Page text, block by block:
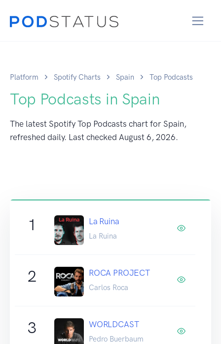
Platform Spotify Charts Spain Top Podcasts
Top Podcasts in Spain
The latest Spotify Top Podcasts chart for Spain,
refreshed daily. Last checked August 6, 2026.
1 La Ruina
La Ruina
2 ROCA PROJECT
Carlos Roca
3 WORLDCAST
Pedro Buerbaum